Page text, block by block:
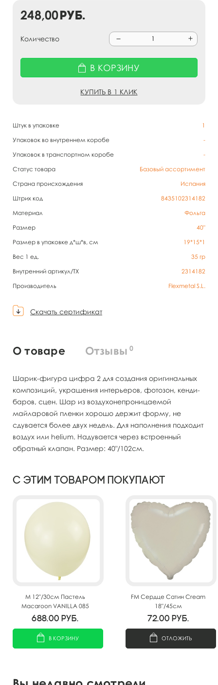
Штук в упаковке
1
Упаковок во внутреннем коробе
-
Упаковок в транспортном коробе
-
Статус товара
Базовый ассортимент
Страна происхождения
Испания
Штрих код
8435102314182
Материал
Фольга
Размер
40"
Размер в упаковке д*ш*в, см
19*15*1
Вес 1 ед.
35 гр
Внутренний артикул/TX
2314182
Производитель
Flexmetal S.L.
Скачать сертификат
248,00руб.
Количество
В КОРЗИНУ
КУПИТЬ В 1 КЛИК
О товаре Отзывы 0
Шарик-фигура цифра 2 для создания оригинальных
композиций, украшения интерьеров, фотозон, кенди-
баров, сцен. Шар из воздухонепроницаемой
майларовой пленки хорошо держит форму, не
сдувается более двух недель. Для наполнения подходит
воздух или helium. Надувается через встроенный
обратный клапан. Размер: 40"/102см.
С этим товаром покупают
M 12"/30см Пастель
Macaroon VANILLA 085
100шт
688.00 руб.
В КОРЗИНУ
FM Сердце Сатин Cream
18"/45см
72.00 руб.
ОТЛОЖИТЬ